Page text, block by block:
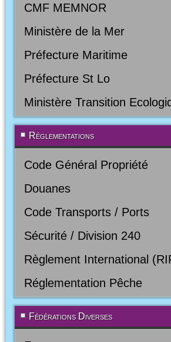
CMF MEMNOR
Ministère de la Mer
Préfecture Maritime
Préfecture St Lo
Ministère Transition
Réglementations
Code Général Propriété
Douanes
Code Transports / Ports
Sécurité / Division 240
Règlement International
Réglementation Pêche
Fédérations Diverses